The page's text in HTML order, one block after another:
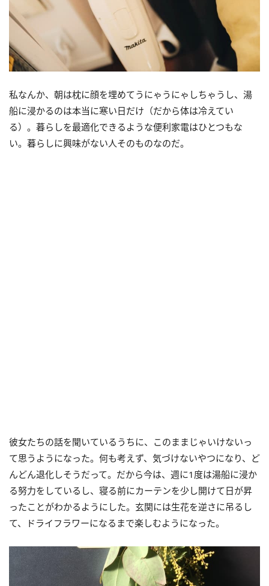
私なんか、朝は枕に顔を埋めてうにゃうにゃしちゃうし、湯
船に浸かるのは本当に寒い日だけ（だから体は冷えてい
る）。暮らしを最適化できるような便利家電はひとつもな
い。暮らしに興味がない人そのものなのだ。
彼女たちの話を聞いているうちに、このままじゃいけないっ
て思うようになった。何も考えず、気づけないやつになり、ど
んどん退化しそうだって。だから今は、週に1度は湯船に浸か
る努力をしているし、寝る前にカーテンを少し開けて日が昇
ったことがわかるようにした。玄関には生花を逆さに吊るし
て、ドライフラワーになるまで楽しむようになった。